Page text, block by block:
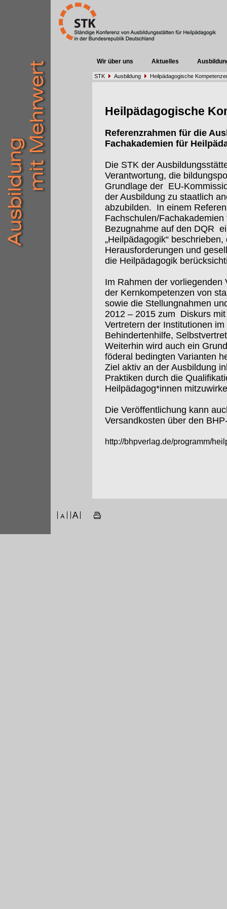
Wir über uns Aktuelles
STK Ausbildung Heilpädagogische
Heilpädagogische
Referenzrahmen für die
Fachakademien für
Die STK der
Verantwortung, die
Grundlage der EU-
der Ausbildung zu staatlich
abzubilden. In einem
Fachschulen/
Bezugnahme auf den DQR
„Heilpädagogik“
Herausforderungen und
die Heilpädagogik
Im Rahmen der
der Kernkompetenzen von
sowie die Stellungnahmen
2012 – 2015 zum Diskurs
Vertretern der Institutionen
Behindertenhilfe,
Weiterhin wird auch ein
föderal bedingten Varianten
Ziel aktiv an der Ausbildung
Praktiken durch die
Heilpädagog*innen
Die Veröffentlichung kann
Versandkosten über den
http://bhpverlag.de/programm/